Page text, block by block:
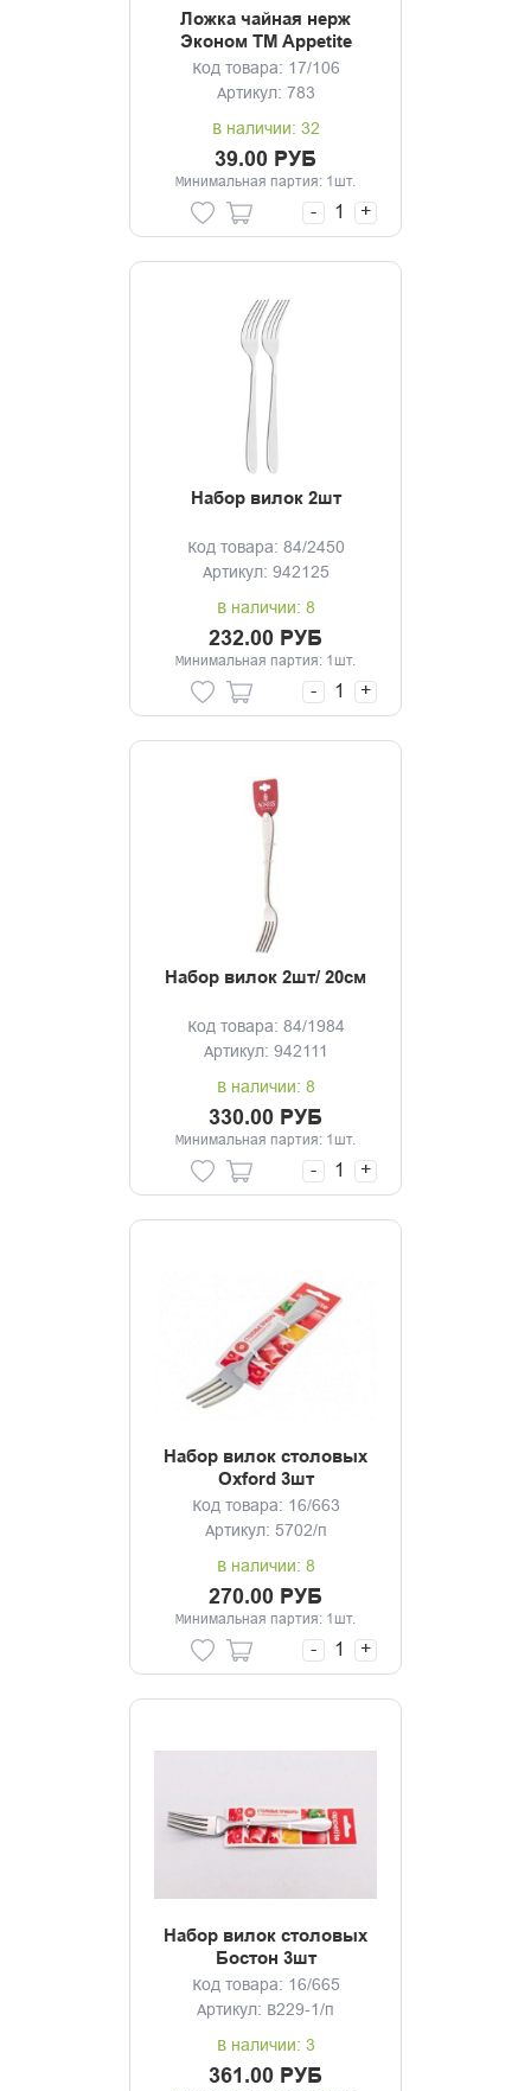
Ложка чайная нерж
Эконом TM Appetite
Код товара: 17/106
Артикул: 783
В наличии: 32
39.00 РУБ
Минимальная партия: 1шт.
- +
Набор вилок 2шт
Код товара: 84/2450
Артикул: 942125
В наличии: 8
232.00 РУБ
Минимальная партия: 1шт.
- +
Набор вилок 2шт/ 20см
Код товара: 84/1984
Артикул: 942111
В наличии: 8
330.00 РУБ
Минимальная партия: 1шт.
- +
Набор вилок столовых
Oxford 3шт
Код товара: 16/663
Артикул: 5702/п
В наличии: 8
270.00 РУБ
Минимальная партия: 1шт.
- +
Набор вилок столовых
Бостон 3шт
Код товара: 16/665
Артикул: B229-1/п
В наличии: 3
361.00 РУБ